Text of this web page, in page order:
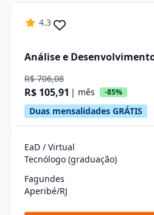
4.3
Análise e
R$ 706,08
R$ 105,91 | mês -85%
Duas mensalidades GRÁTIS
EaD / Virtual
Tecnólogo (graduação)
Fagundes
Aperibé/RJ